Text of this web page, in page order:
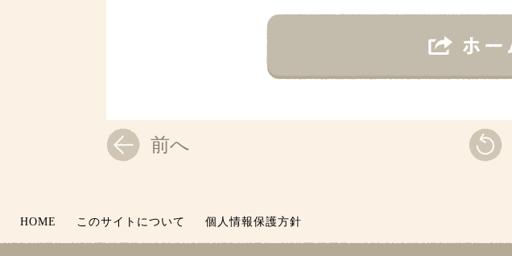
前へ
HOME このサイトについて 個人情報保護方針